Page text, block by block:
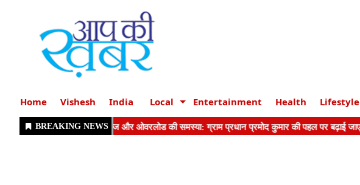
Home Vishesh India Local Entertainment Health Lifestyle